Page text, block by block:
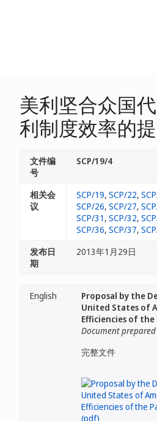
美利坚合众国
利制度效率的
文件编
号
SCP/19/4
相关会
议
SCP/19, SCP/22,
SCP/26, SCP/27,
SCP/31 , SCP/32,
SCP/36, SCP/37,
发布日
期
2013年1月29日
English
Proposal by the
United States of
Efficiencies of the
Document
完整文件